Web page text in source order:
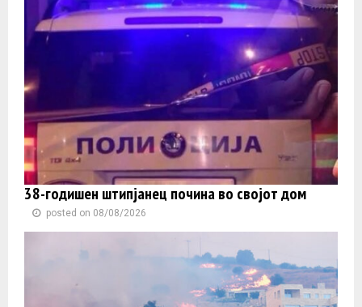
38-годишен штипјанец почина во својот дом
posted on 08/08/2026